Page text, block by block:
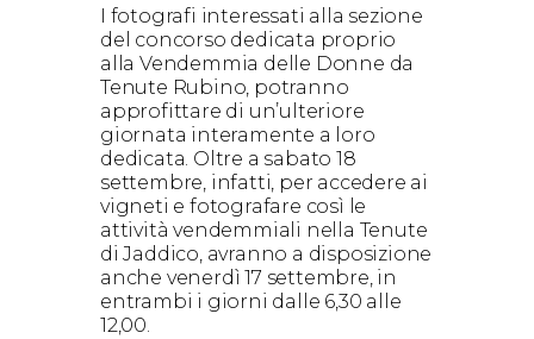
I fotografi interessati alla sezione
del concorso dedicata proprio
alla Vendemmia delle Donne da
Tenute Rubino, potranno
approfittare di un’ulteriore
giornata interamente a loro
dedicata. Oltre a sabato 18
settembre, infatti, per accedere ai
vigneti e fotografare così le
attività vendemmiali nella Tenute
di Jaddico, avranno a disposizione
anche venerdì 17 settembre, in
entrambi i giorni dalle 6,30 alle
12,00.